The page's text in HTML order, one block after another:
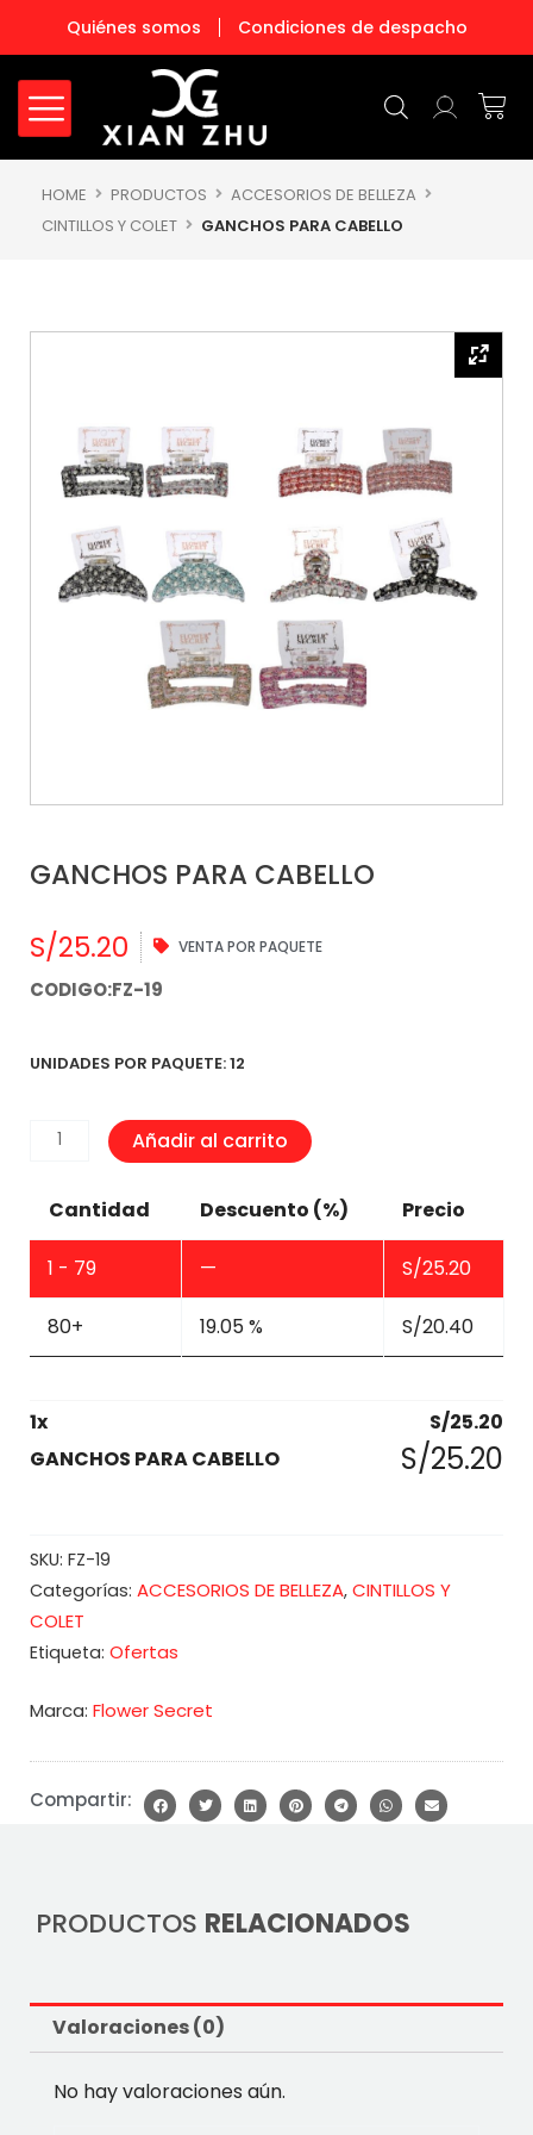
contenido
Quiénes somos Condiciones de despacho
HOME PRODUCTOS
ACCESORIOS DE BELLEZA
CINTILLOS Y COLET
GANCHOS PARA CABELLO
GANCHOS PARA CABELLO
S/25.20 VENTA POR PAQUETE
CODIGO:FZ-19
UNIDADES POR PAQUETE: 12
GANCHOS
CABELLO
Añadir al carrito
Cantidad Descuento (%) Precio
1 - 79 — S/25.20
80+ 19.05 % S/20.40
1x S/25.20
GANCHOS PARA CABELLO
S/25.20
SKU: FZ-19
Categorías: ACCESORIOS DE BELLEZA, CINTILLOS Y
COLET
Etiqueta: Ofertas
Marca: Flower Secret
Compartir:
PRODUCTOS RELACIONADOS
Valoraciones (0)
No hay valoraciones aún.